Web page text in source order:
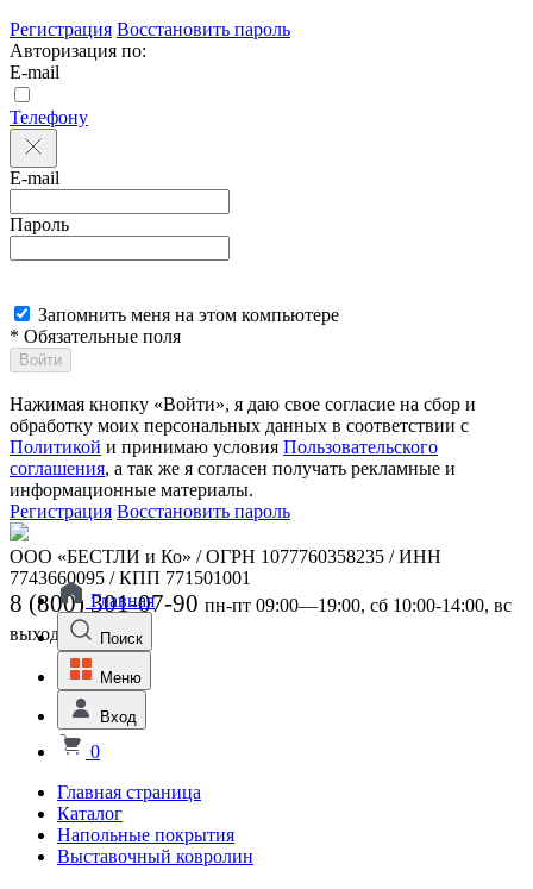
Регистрация Восстановить пароль
Авторизация по:
E-mail
Телефону
E-mail
Пароль
Запомнить меня на этом компьютере
* Обязательные поля
Войти
Нажимая кнопку «Войти», я даю свое согласие на сбор и
обработку моих персональных данных в соответствии с
Политикой и принимаю условия Пользовательского
соглашения, а так же я согласен получать рекламные и
информационные материалы.
Регистрация Восстановить пароль
ООО «БЕСТЛИ и Ко» / ОГРН 1077760358235 / ИНН
7743660095 / КПП 771501001
8 (800) 301-07-90 пн-пт 09:00—19:00, сб 10:00-14:00, вс
выходной
Главная
Поиск
Меню
Вход
0
Главная страница
Каталог
Напольные покрытия
Выставочный ковролин